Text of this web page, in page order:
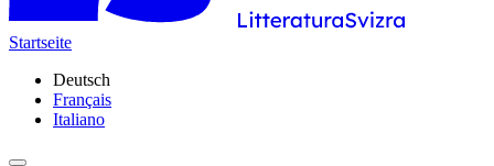
Startseite
Deutsch
Français
Italiano